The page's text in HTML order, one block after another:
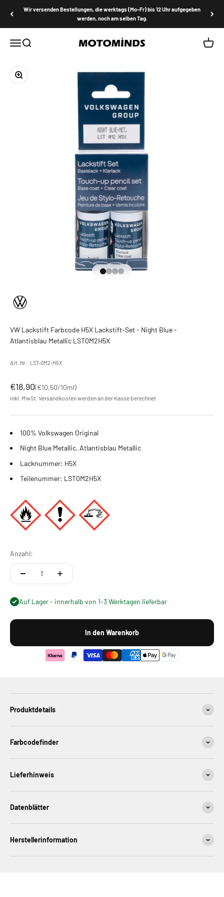
Wir versenden Bestellungen, die werktags (Mo–Fr) bis 12 Uhr aufgegeben
werden, noch am selben Tag.
MenüSuche MOTOMINDS
Bild vergrößern
Gehe zu Element 1
Gehe zu Element 2
Gehe zu Element 3
Gehe zu Element 4
VW Lackstift Farbcode H5X Lackstift-Set - Night Blue -
Atlantisblau Metallic LST0M2H5X
Art. Nr.: LST-0M2-H5X
Angebot
€18,90(€10,50/10ml)
inkl. MwSt. Versandkostenwerden an der Kasse berechnet
100% Volkswagen Original
Night Blue Metallic, Atlantisblau Metallic
Lacknummer: H5X
Teilenummer: LST0M2H5X
Anzahl:
Auf Lager - innerhalb von 1-3 Werktagen lieferbar
In den Warenkorb
Produktdetails
Farbcodefinder
Lieferhinweis
Datenblätter
Herstellerinformation